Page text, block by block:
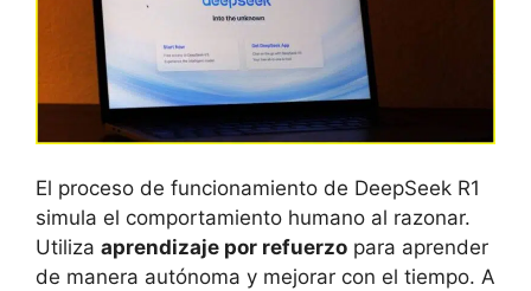
El proceso de funcionamiento de DeepSeek R1
simula el comportamiento humano al razonar.
Utiliza aprendizaje por refuerzo para aprender
de manera autónoma y mejorar con el tiempo. A